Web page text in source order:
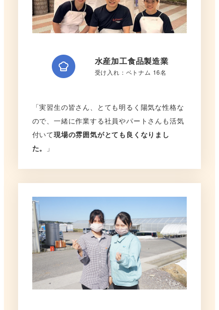
水産加工食品製造業
受け入れ：ベトナム 16名
「実習生の皆さん、とても明るく陽気な性格な
ので、一緒に作業する社員やパートさんも活気
付いて現場の雰囲気がとても良くなりまし
た。
」